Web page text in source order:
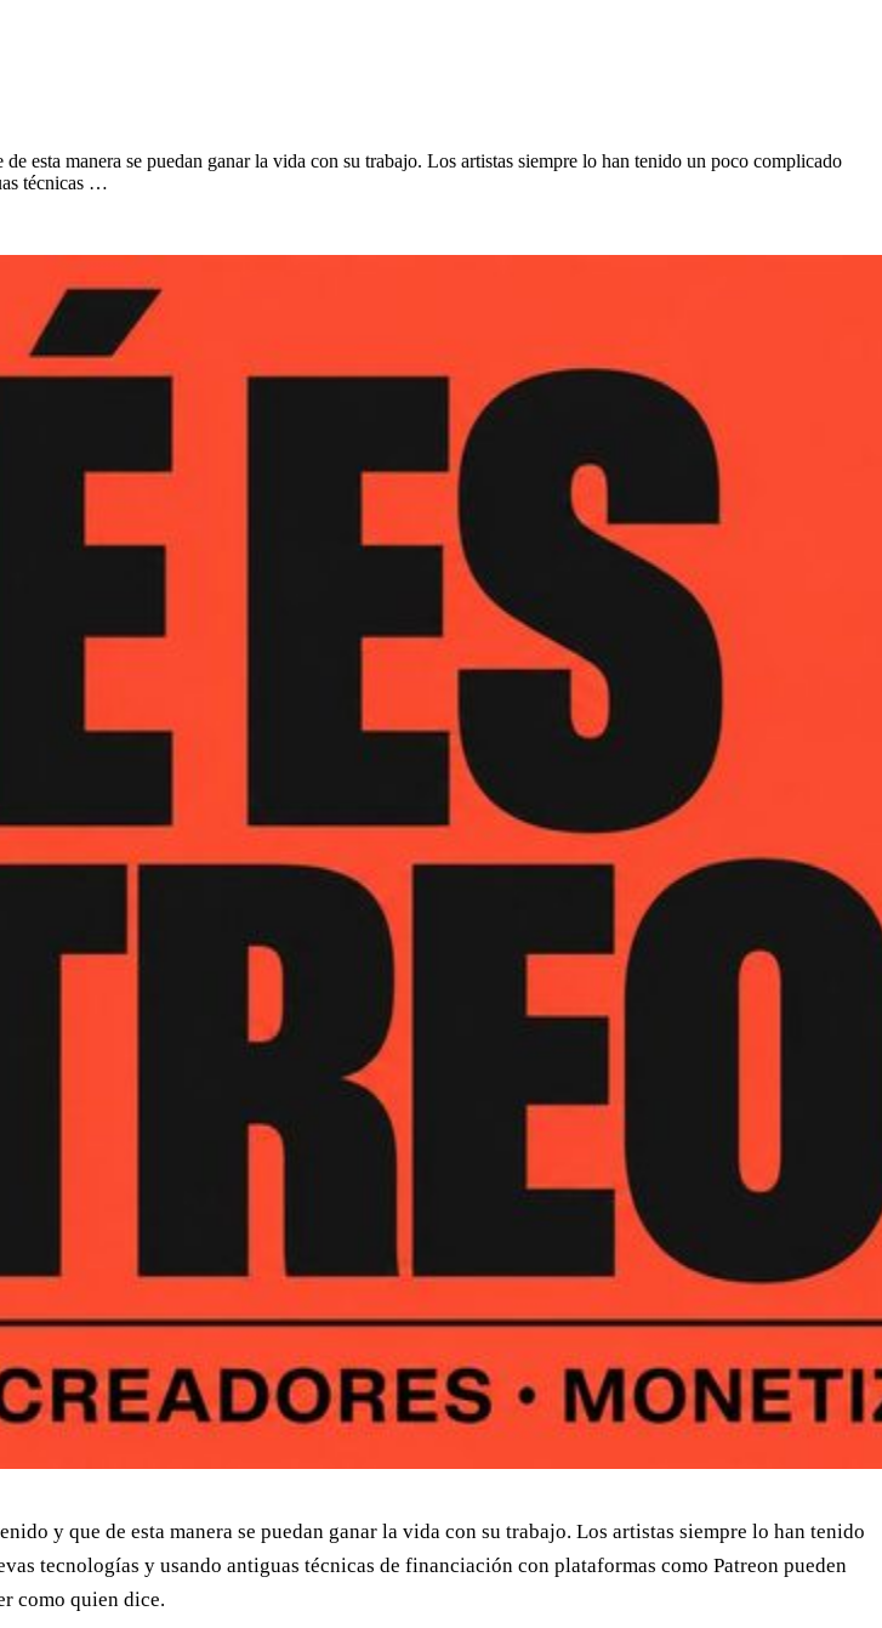
esta manera se puedan ganar la vida con su trabajo. Los artistas siempre lo han tenido un poco complicado
técnicas …
y que de esta manera se puedan ganar la vida con su trabajo. Los artistas siempre lo han tenido
tecnologías y usando antiguas técnicas de financiación con plataformas como Patreon pueden
como quien dice.